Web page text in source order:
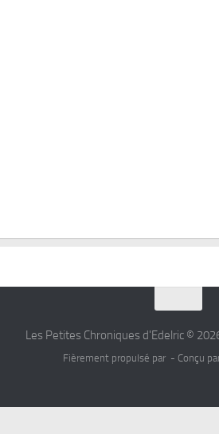
Les Petites Chroniques d'Edelric ©
Fièrement propulsé par - Conçu